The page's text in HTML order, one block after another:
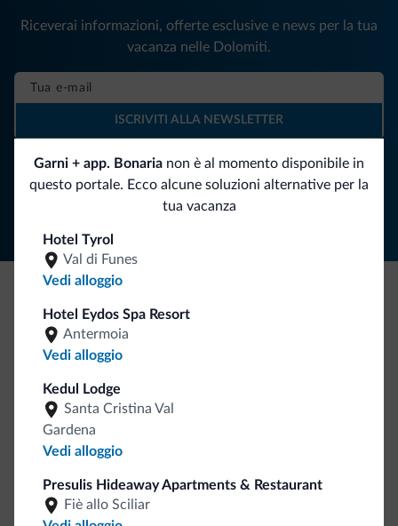
Garni + app. Bonaria non è al momento disponibile in
questo portale. Ecco alcune soluzioni alternative per la
tua vacanza
Hotel Tyrol
Val di Funes
Vedi alloggio
Hotel Eydos Spa Resort
Antermoia
Vedi alloggio
Kedul Lodge
Santa Cristina Val
Gardena
Vedi alloggio
Presulis Hideaway Apartments & Restaurant
Fiè allo Sciliar
Segui Dolomiti.it
Riceverai informazioni, offerte esclusive e news per la tua
vacanza nelle Dolomiti.
ISCRIVITI ALLA NEWSLETTER
Be Original, scopri la nuova collezione
Ce l'avete chiesto in tanti. Ecco la nuova collezione firmata
Dolomiti.it!